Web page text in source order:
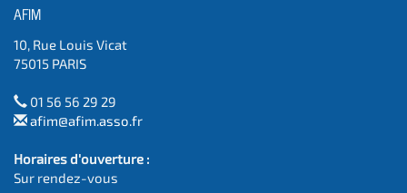
AFIM
10, Rue Louis Vicat
75015 PARIS
01 56 56 29 29
afim@afim.asso.fr
Horaires d'ouverture :
Sur rendez-vous